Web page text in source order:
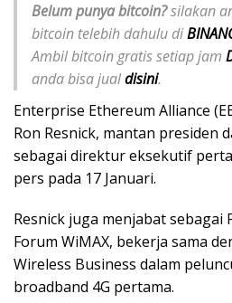
Belum punya bitcoin?silakan
bitcoin telebih dahulu di
Ambil bitcoin gratis setiap jam
anda bisa jualdisini.
Enterprise Ethereum Alliance
Ron Resnick, mantan presiden
sebagai direktur eksekutif
pers pada 17 Januari.
Resnick juga menjabat sebagai
Forum WiMAX, bekerja sama
Wireless Business dalam
broadband 4G pertama.